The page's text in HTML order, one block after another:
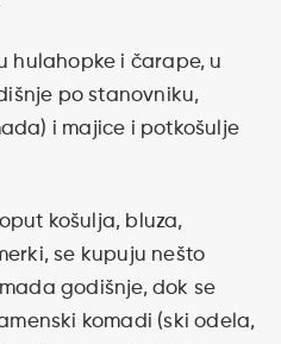
hulahopke i čarape, u
po stanovniku,
i majice i potkošulje
košulja, bluza,
se kupuju nešto
godišnje, dok se
komadi (ski odela,